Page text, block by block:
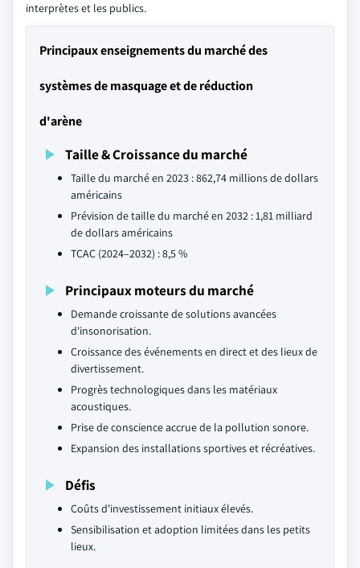
interprètes et les publics.
Principaux enseignements du marché des
systèmes de masquage et de réduction
d'arène
Taille & Croissance du marché
Taille du marché en 2023 : 862,74 millions de dollars
américains
Prévision de taille du marché en 2032 : 1,81 milliard
de dollars américains
TCAC (2024–2032) : 8,5 %
Principaux moteurs du marché
Demande croissante de solutions avancées
d'insonorisation.
Croissance des événements en direct et des lieux de
divertissement.
Progrès technologiques dans les matériaux
acoustiques.
Prise de conscience accrue de la pollution sonore.
Expansion des installations sportives et récréatives.
Défis
Coûts d'investissement initiaux élevés.
Sensibilisation et adoption limitées dans les petits
lieux.